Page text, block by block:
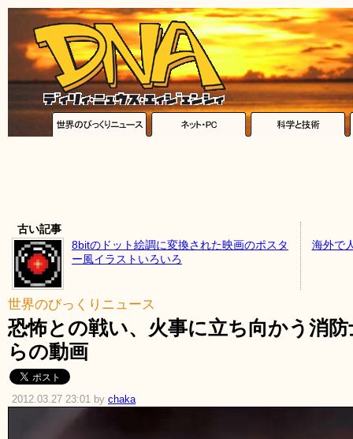
古い記事
8bitのドット絵調に変換された映画のポスタ
ー風イラストいろいろ
海外で
世界のびっくりニュース
恐怖との戦い、火事に立ち向かう消
らの動画
2012.03.27 23:01 by chaka